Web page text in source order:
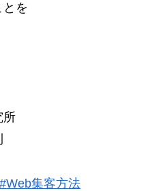
を
所
#Web集客方法